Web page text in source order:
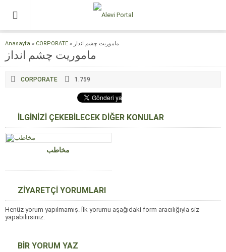
Anasayfa » CORPORATE » ماموریت چشم انداز
ماموریت چشم انداز
CORPORATE 1.759
İLGİNİZİ ÇEKEBİLECEK DİĞER KONULAR
مخاطب
ZİYARETÇİ YORUMLARI
Henüz yorum yapılmamış. İlk yorumu aşağıdaki form aracılığıyla siz
yapabilirsiniz.
BİR YORUM YAZ